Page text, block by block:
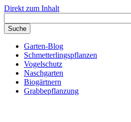
Direkt zum Inhalt
Garten-Blog
Schmetterlingspflanzen
Vogelschutz
Naschgarten
Biogärtnern
Grabbepflanzung